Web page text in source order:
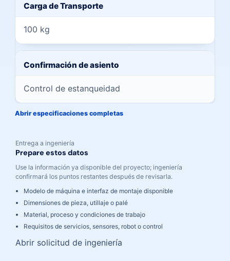
Carga de Transporte
100 kg
Confirmación de asiento
Control de estanqueidad
Abrir especificaciones completas
Entrega a ingeniería
Prepare estos datos
Use la información ya disponible del proyecto; ingeniería
confirmará los puntos restantes después de revisarla.
Modelo de máquina e interfaz de montaje disponible
Dimensiones de pieza, utillaje o palé
Material, proceso y condiciones de trabajo
Requisitos de servicios, sensores, robot o control
Abrir solicitud de ingeniería